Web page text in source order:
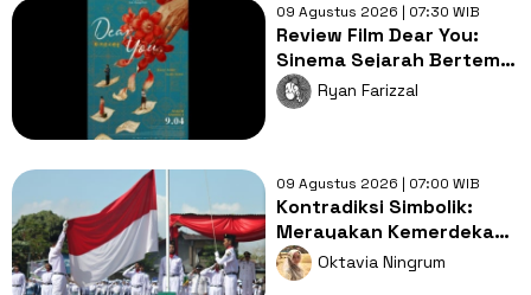
09 Agustus 2026 | 07:30 WIB
Review Film Dear You:
Sinema Sejarah Bertema
Diaspora yang Luar Biasa
Indah
Ryan Farizzal
09 Agustus 2026 | 07:00 WIB
Kontradiksi Simbolik:
Merayakan Kemerdekaan
dengan Cara yang Masih
Feodal
Oktavia Ningrum